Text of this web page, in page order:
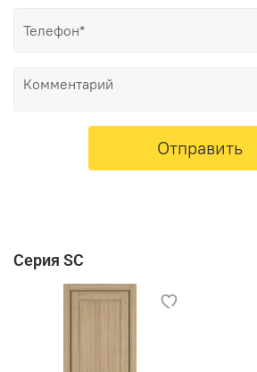
Отправить
Серия SC